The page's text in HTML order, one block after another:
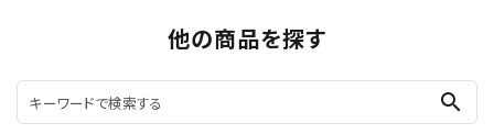
他の商品を探す
search